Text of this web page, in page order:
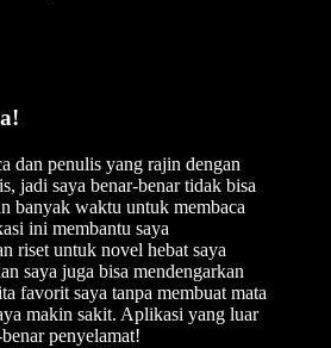
dan penulis yang rajin dengan
jadi saya benar-benar tidak bisa
banyak waktu untuk membaca
ini membantu saya
riset untuk novel hebat saya
saya juga bisa mendengarkan
favorit saya tanpa membuat mata
makin sakit. Aplikasi yang luar
penyelamat!